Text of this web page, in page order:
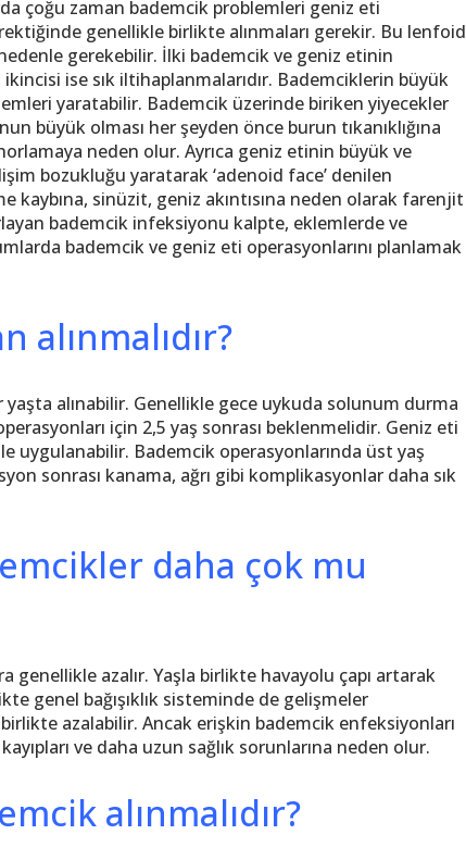
çoğu zaman bademcik problemleri geniz eti
genellikle birlikte alınmaları gerekir. Bu lenfoid
gerekebilir. İlki bademcik ve geniz etinin
ise sık iltihaplanmalarıdır. Bademciklerin büyük
yaratabilir. Bademcik üzerinde biriken yiyecekler
büyük olması her şeyden önce burun tıkanıklığına
neden olur. Ayrıca geniz etinin büyük ve
bozukluğu yaratarak ‘adenoid face’ denilen
kaybına, sinüzit, geniz akıntısına neden olarak farenjit
bademcik infeksiyonu kalpte, eklemlerde ve
bademcik ve geniz eti operasyonlarını planlamak
alınmalıdır?
alınabilir. Genellikle gece uykuda solunum durma
için 2,5 yaş sonrası beklenmelidir. Geniz eti
uygulanabilir. Bademcik operasyonlarında üst yaş
sonrası kanama, ağrı gibi komplikasyonlar daha sık
daha çok mu
genellikle azalır. Yaşla birlikte havayolu çapı artarak
genel bağışıklık sisteminde de gelişmeler
azalabilir. Ancak erişkin bademcik enfeksiyonları
ve daha uzun sağlık sorunlarına neden olur.
alınmalıdır?